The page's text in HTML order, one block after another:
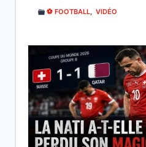
⚽ FOOTBALL, VIDÉO